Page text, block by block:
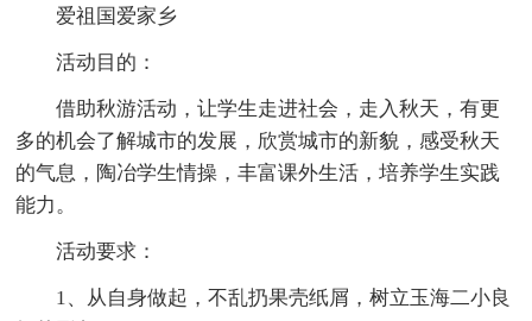
爱祖国爱家乡
活动目的：
借助秋游活动，让学生走进社会，走入秋天，有更
多的机会了解城市的发展，欣赏城市的新貌，感受秋天
的气息，陶冶学生情操，丰富课外生活，培养学生实践
能力。
活动要求：
1、从自身做起，不乱扔果壳纸屑，树立玉海二小良